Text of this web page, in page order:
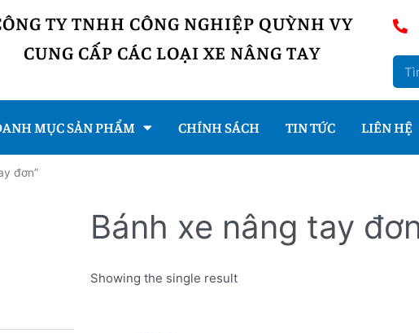
TY TNHH CÔNG NGHIỆP QUỲNH VY
CUNG CẤP CÁC LOẠI XE NÂNG TAY
MỤC SẢN PHẨM CHÍNH SÁCH TIN TỨC LIÊN HỆ
đơn”
Bánh xe nâng tay
Showing the single result